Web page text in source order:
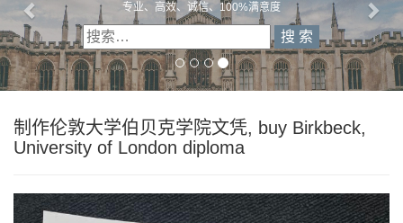
专业、高效、诚信、100%满意度
制作伦敦大学伯贝克学院文凭, buy Birkbeck,
University of London diploma